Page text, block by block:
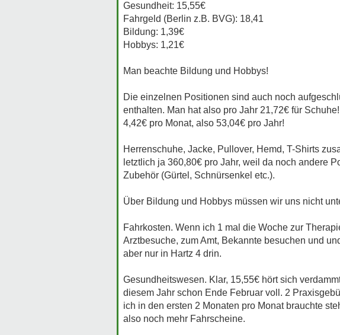
Gesundheit: 15,55€
Fahrgeld (Berlin z.B. BVG): 18,41
Bildung: 1,39€
Hobbys: 1,21€
Man beachte Bildung und Hobbys!
Die einzelnen Positionen sind auch noch
enthalten. Man hat also pro Jahr 21,72€ für
4,42€ pro Monat, also 53,04€ pro Jahr!
Herrenschuhe, Jacke, Pullover, Hemd, T-Shirts
letztlich ja 360,80€ pro Jahr, weil da noch andere
Zubehör (Gürtel, Schnürsenkel etc.).
Über Bildung und Hobbys müssen wir uns nicht
Fahrkosten. Wenn ich 1 mal die Woche zur
Arztbesuche, zum Amt, Bekannte besuchen und
aber nur in Hartz 4 drin.
Gesundheitswesen. Klar, 15,55€ hört sich
diesem Jahr schon Ende Februar voll. 2
ich in den ersten 2 Monaten pro Monat brauchte
also noch mehr Fahrscheine.